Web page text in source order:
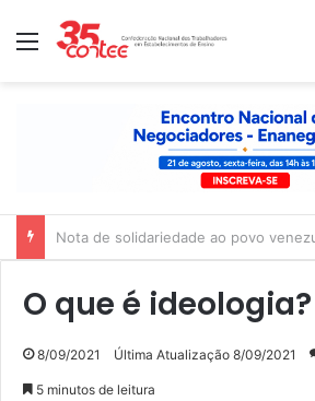
Menu
Nota de solidariedade ao povo
O que é ideologia?
8/09/2021 Última Atualização 8/09/2021
5 minutos de leitura